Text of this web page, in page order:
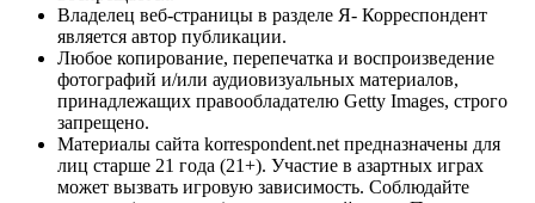
Владелец веб-страницы в разделе Я- Корреспондент
является автор публикации.
Любое копирование, перепечатка и воспроизведение
фотографий и/или аудиовизуальных материалов,
принадлежащих правообладателю Getty Images, строго
запрещено.
Материалы сайта korrespondent.net предназначены для
лиц старше 21 года (21+). Участие в азартных играх
может вызвать игровую зависимость. Соблюдайте